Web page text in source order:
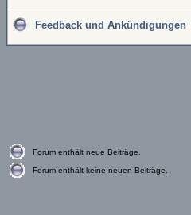
Feedback und Ankündigungen
Forum enthält neue Beiträge.
Forum enthält keine neuen Beiträge.